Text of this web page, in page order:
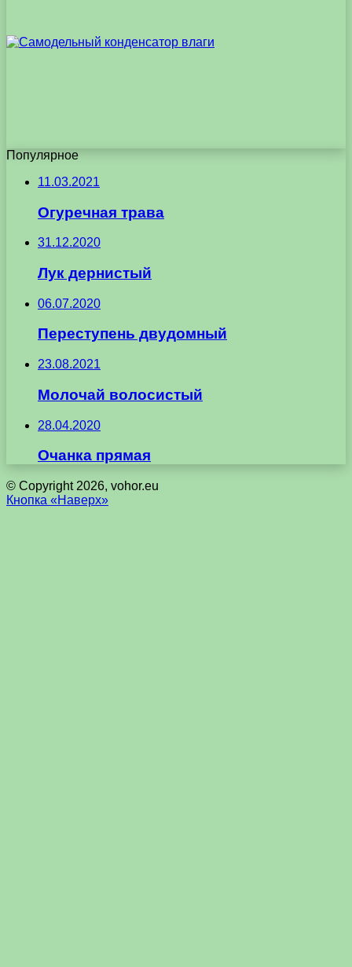
Популярное
11.03.2021
Огуречная трава
31.12.2020
Лук дернистый
06.07.2020
Переступень двудомный
23.08.2021
Молочай волосистый
28.04.2020
Очанка прямая
© Copyright 2026, vohor.eu
Кнопка «Наверх»